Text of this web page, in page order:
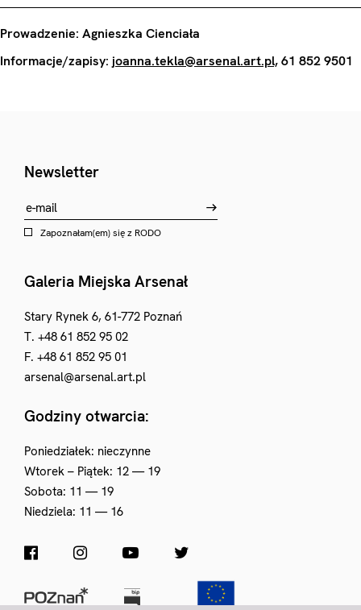
Prowadzenie: Agnieszka Cienciała
Informacje/zapisy: joanna.tekla@arsenal.art.pl,61 852 9501
Newsletter
Zapoznałam(em) się z RODO
Galeria Miejska Arsenał
Stary Rynek 6, 61-772 Poznań
T. +48 61 852 95 02
F. +48 61 852 95 01
arsenal@arsenal.art.pl
Godziny otwarcia:
Poniedziałek: nieczynne
Wtorek – Piątek: 12 — 19
Sobota: 11 — 19
Niedziela: 11 — 16